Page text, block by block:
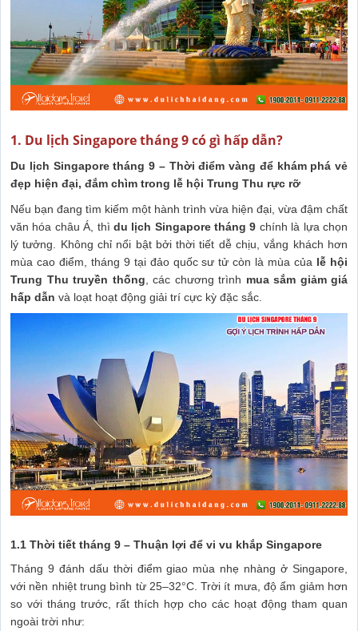
1. Du lịch Singapore tháng 9 có gì hấp dẫn?
Du lịch Singapore tháng 9 – Thời điểm vàng để khám phá vẻ
đẹp hiện đại, đắm chìm trong lễ hội Trung Thu rực rỡ
Nếu bạn đang tìm kiếm một hành trình vừa hiện đại, vừa đậm chất
văn hóa châu Á, thì du lịch Singapore tháng 9 chính là lựa chọn
lý tưởng. Không chỉ nổi bật bởi thời tiết dễ chịu, vắng khách hơn
mùa cao điểm, tháng 9 tại đảo quốc sư tử còn là mùa của lễ hội
Trung Thu truyền thống , các chương trình mua sắm giảm giá
hấp dẫn và loạt hoạt động giải trí cực kỳ đặc sắc.
1.1 Thời tiết tháng 9 – Thuận lợi để vi vu khắp Singapore
Tháng 9 đánh dấu thời điểm giao mùa nhẹ nhàng ở Singapore,
với nền nhiệt trung bình từ 25–32°C. Trời ít mưa, độ ẩm giảm hơn
so với tháng trước, rất thích hợp cho các hoạt động tham quan
ngoài trời như: